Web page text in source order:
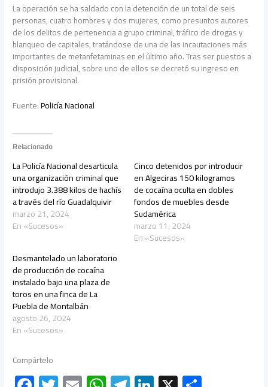
La operación se ha saldado con la detención de un total de seis
personas, cuatro hombres y dos mujeres, como presuntos autores
de los delitos de pertenencia a grupo criminal, tráfico de drogas y
blanqueo de capitales, tratándose de una de las incautaciones más
importantes de metanfetaminas en el último año. Tras ser puestos a
disposición judicial, sobre uno de ellos se decretó su ingreso en
prisión provisional.
Fuente:Policía Nacional
Relacionado
La Policía Nacional desarticula
una organización criminal que
introdujo 3.388 kilos de hachís
a través del río Guadalquivir
marzo 21, 2024
En «Sucesos»
Cinco detenidos por introducir
en Algeciras 150 kilogramos
de cocaína oculta en dobles
fondos de muebles desde
Sudamérica
marzo 11, 2024
En «Sucesos»
Desmantelado un laboratorio
de producción de cocaína
instalado bajo una plaza de
toros en una finca de La
Puebla de Montalbán
agosto 26, 2024
En «Sucesos»
Compártelo